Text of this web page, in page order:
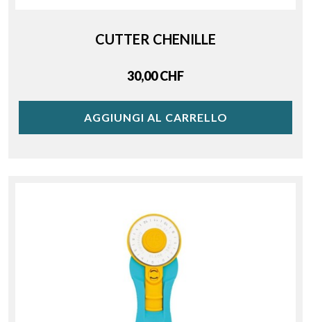
CUTTER CHENILLE
Price
30,00 CHF
AGGIUNGI AL CARRELLO